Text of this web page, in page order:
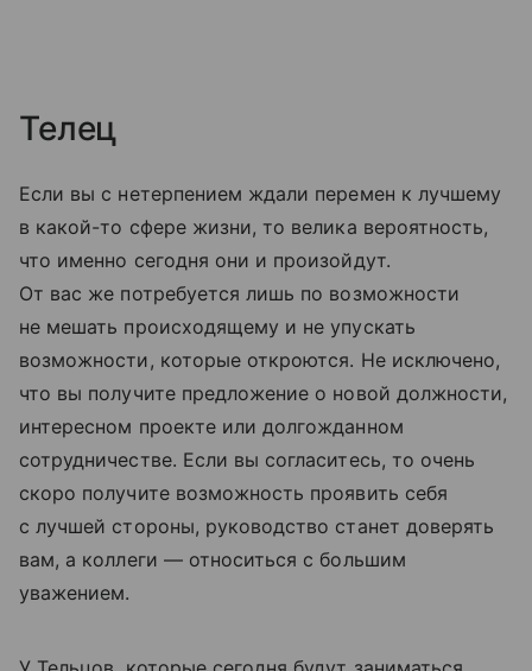
Телец
Если вы с нетерпением ждали перемен к лучшему
в какой-то сфере жизни, то велика вероятность,
что именно сегодня они и произойдут.
От вас же потребуется лишь по возможности
не мешать происходящему и не упускать
возможности, которые откроются. Не исключено,
что вы получите предложение о новой должности,
интересном проекте или долгожданном
сотрудничестве. Если вы согласитесь, то очень
скоро получите возможность проявить себя
с лучшей стороны, руководство станет доверять
вам, а коллеги — относиться с большим
уважением.